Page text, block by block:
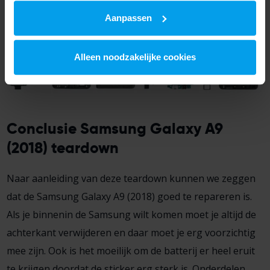
Aanpassen
Alleen noodzakelijke cookies
Conclusie Samsung Galaxy A9
(2018) teardown
Naar aanleiding van deze teardown kunnen we zeggen
dat de Samsung Galaxy A9 (2018) goed te repareren is.
Als je binnenin de Samsung wilt komen moet je altijd de
achterkant verwijderen en daar moet je erg voorzichtig
mee zijn. Ook is het moeilijk om de batterij er heel eruit